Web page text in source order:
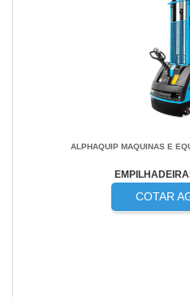
ALPHAQUIP MAQUINAS E
COTAR